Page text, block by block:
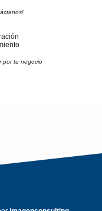
por tu negocio